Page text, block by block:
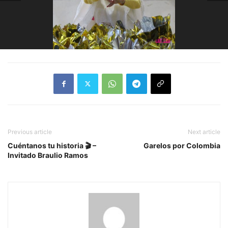
Previous article
Cuéntanos tu historia 🎬 –
Invitado Braulio Ramos
Next article
Garelos por Colombia